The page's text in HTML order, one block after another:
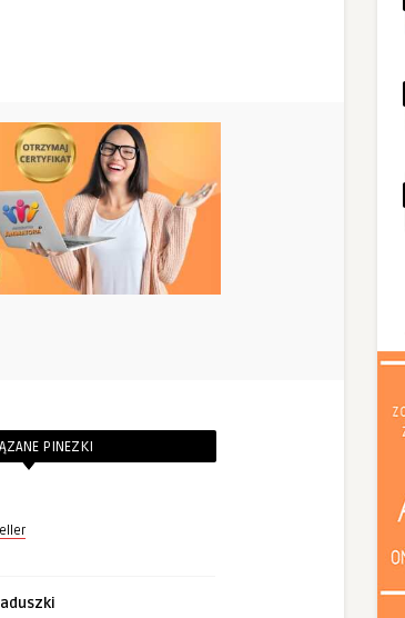
PINEZKI